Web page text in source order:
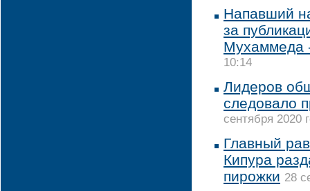
Напавший
за
10:14
Лидеров
следовало
сентября 2020
Главный
Кипура
пирожки 28